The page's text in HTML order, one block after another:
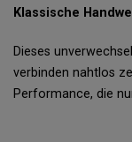
Klassische
Dieses
verbinden nahtlos
Performance, die